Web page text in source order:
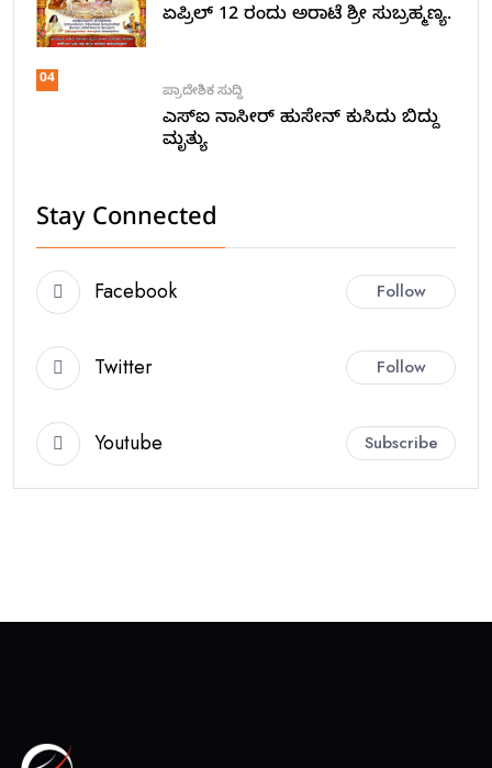
ಏಪ್ರಿಲ್ 12 ರಂದು ಅರಾಟೆ ಶ್ರೀ ಸುಬ್ರಹ್ಮಣ್ಯ.
04
ಪ್ರಾದೇಶಿಕ ಸುದ್ದಿ
ಎಸ್ಐ ನಾಸೀರ್ ಹುಸೇನ್ ಕುಸಿದು ಬಿದ್ದು
ಮೃತ್ಯು
Stay Connected
Facebook Follow
Twitter Follow
Youtube Subscribe